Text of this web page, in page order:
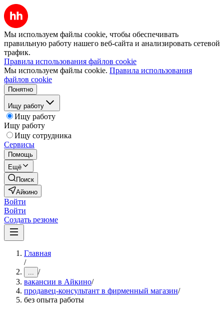
Мы используем файлы cookie, чтобы обеспечивать
правильную работу нашего веб-сайта и анализировать сетевой
трафик.
Правила использования файлов cookie
Мы используем файлы cookie. Правила использования
файлов cookie
Понятно
Ищу работу
Ищу работу
Ищу работу
Ищу сотрудника
Сервисы
Помощь
Ещё
Поиск
Айкино
Войти
Войти
Создать резюме
Главная
/
... /
вакансии в Айкино/
продавец-консультант в фирменный магазин/
без опыта работы